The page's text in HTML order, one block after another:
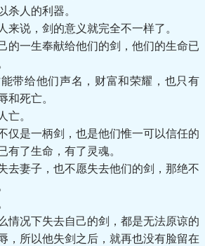
杀人的利器。
说，剑的意义就完全不一样了。
一生奉献给他们的剑，他们的生命已
给他们声名，财富和荣耀，也只有
和死亡。
。
是一柄剑，也是他们惟一可以信任的
有了生命，有了灵魂。
妻子，也不愿失去他们的剑，那绝不
况下失去自己的剑，都是无法原谅的
，所以他失剑之后，就再也没有脸留在